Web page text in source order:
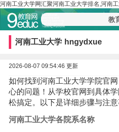
河南工业大学网汇聚河南工业大学排名,河南
河南工业大学 hngydxue
2026-08-07 09:54:46 更新
如何找到河南工业大学学院官
心的问题！从学校官网到具体
松搞定。以下是详细步骤与注意
河南工业大学各院系名称